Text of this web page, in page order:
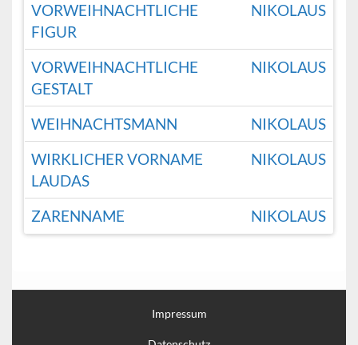
VORWEIHNACHTLICHE
FIGUR
NIKOLAUS
VORWEIHNACHTLICHE
GESTALT
NIKOLAUS
WEIHNACHTSMANN
NIKOLAUS
WIRKLICHER VORNAME
LAUDAS
NIKOLAUS
ZARENNAME NIKOLAUS
Impressum